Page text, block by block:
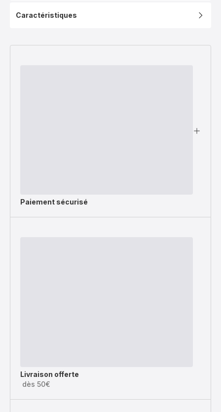
Caractéristiques
Paiement sécurisé
Livraison offerte
dès 50€